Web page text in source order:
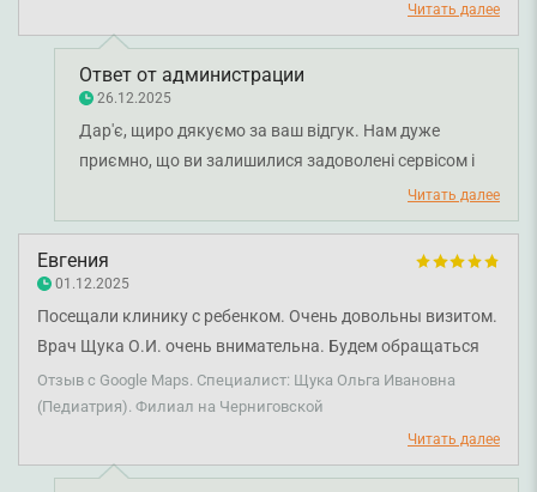
Читать далее
Ответ от администрации
26.12.2025
Дар'є, щиро дякуємо за ваш відгук. Нам дуже
приємно, що ви залишилися задоволені сервісом і
рекомендацію лікаря-пульмонолога Ганни Шпак та
лікаря-педіатра Ольги Щуки. Бажаємо вам міцного
здоров'я!
Читать далее
Евгения
01.12.2025
Посещали клинику с ребенком. Очень довольны визитом.
Врач Щука О.И. очень внимательна. Будем обращаться
при необходимости еще. P.s. Дочь в восторге от подарков,
выдавших ей на рецепции после визита к врачу.
Отзыв с Google Maps. Специалист: Щука Ольга Ивановна
(Педиатрия). Филиал на Черниговской
Читать далее